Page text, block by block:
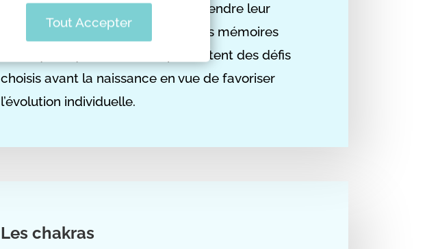
transgénérationnelles pour comprendre leur
influence sur notre vie actuelle. Les mémoires
karmiques, quant à elles, représentent des défis
choisis avant la naissance en vue de favoriser
l’évolution individuelle.
Les chakras
Tout Accepter